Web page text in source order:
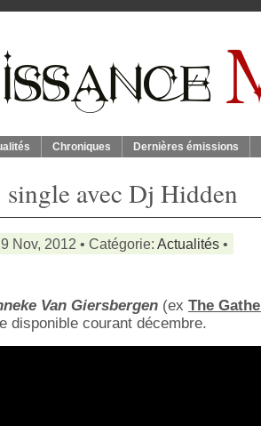
Chroniques Dernières émissions
avec Dj Hidden
Nov, 2012 • Catégorie: Actualités •
Van Giersbergen (ex The
disponible courant décembre.